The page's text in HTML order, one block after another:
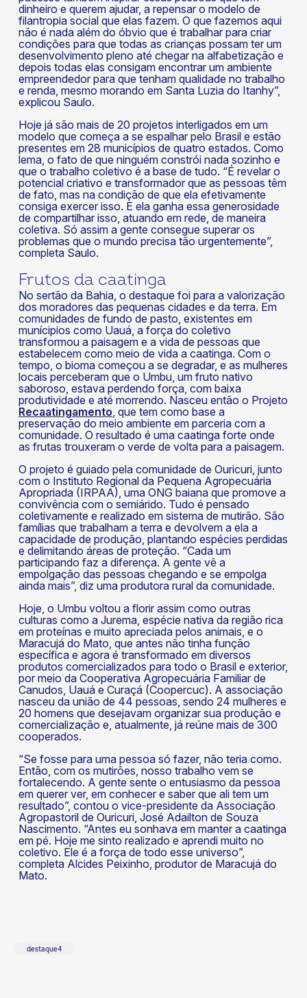
dinheiro e querem ajudar, a repensar o modelo de
filantropia social que elas fazem. O que fazemos aqui
não é nada além do óbvio que é trabalhar para criar
condições para que todas as crianças possam ter um
desenvolvimento pleno até chegar na alfabetização e
depois todas elas consigam encontrar um ambiente
empreendedor para que tenham qualidade no trabalho
e renda, mesmo morando em Santa Luzia do Itanhy”,
explicou Saulo.
Hoje já são mais de 20 projetos interligados em um
modelo que começa a se espalhar pelo Brasil e estão
presentes em 28 municípios de quatro estados. Como
lema, o fato de que ninguém constrói nada sozinho e
que o trabalho coletivo é a base de tudo. “É revelar o
potencial criativo e transformador que as pessoas têm
de fato, mas na condição de que ela efetivamente
consiga exercer isso. E ela ganha essa generosidade
de compartilhar isso, atuando em rede, de maneira
coletiva. Só assim a gente consegue superar os
problemas que o mundo precisa tão urgentemente”,
completa Saulo.
Frutos da caatinga
No sertão da Bahia, o destaque foi para a valorização
dos moradores das pequenas cidades e da terra. Em
comunidades de fundo de pasto, existentes em
munícipios como Uauá, a força do coletivo
transformou a paisagem e a vida de pessoas que
estabelecem como meio de vida a caatinga. Com o
tempo, o bioma começou a se degradar, e as mulheres
locais perceberam que o Umbu, um fruto nativo
saboroso, estava perdendo força, com baixa
produtividade e até morrendo. Nasceu então o Projeto
Recaatingamento, que tem como base a
preservação do meio ambiente em parceria com a
comunidade. O resultado é uma caatinga forte onde
as frutas trouxeram o verde de volta para a paisagem.
O projeto é guiado pela comunidade de Ouricuri, junto
com o Instituto Regional da Pequena Agropecuária
Apropriada (IRPAA), uma ONG baiana que promove a
convivência com o semiárido. Tudo é pensado
coletivamente e realizado em sistema de mutirão. São
famílias que trabalham a terra e devolvem a ela a
capacidade de produção, plantando espécies perdidas
e delimitando áreas de proteção. “Cada um
participando faz a diferença. A gente vê a
empolgação das pessoas chegando e se empolga
ainda mais”, diz uma produtora rural da comunidade.
Hoje, o Umbu voltou a florir assim como outras
culturas como a Jurema, espécie nativa da região rica
em proteínas e muito apreciada pelos animais, e o
Maracujá do Mato, que antes não tinha função
específica e agora é transformado em diversos
produtos comercializados para todo o Brasil e exterior,
por meio da Cooperativa Agropecuária Familiar de
Canudos, Uauá e Curaçá (Coopercuc). A associação
nasceu da união de 44 pessoas, sendo 24 mulheres e
20 homens que desejavam organizar sua produção e
comercialização e, atualmente, já reúne mais de 300
cooperados.
“Se fosse para uma pessoa só fazer, não teria como.
Então, com os mutirões, nosso trabalho vem se
fortalecendo. A gente sente o entusiasmo da pessoa
em querer ver, em conhecer e saber que ali tem um
resultado”, contou o vice-presidente da Associação
Agropastoril de Ouricuri, José Adailton de Souza
Nascimento. “Antes eu sonhava em manter a caatinga
em pé. Hoje me sinto realizado e aprendi muito no
coletivo. Ele é a força de todo esse universo”,
completa Alcides Peixinho, produtor de Maracujá do
Mato.
destaque4